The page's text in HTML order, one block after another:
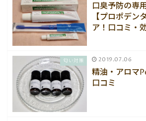
口臭予防の専
【プロポデン
ア！口コミ・
匂い対策 2019.07.06
精油・アロマ
口コミ